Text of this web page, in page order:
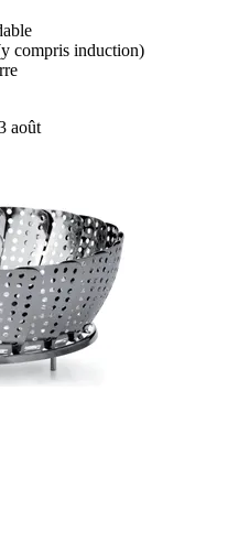
compris induction)
août